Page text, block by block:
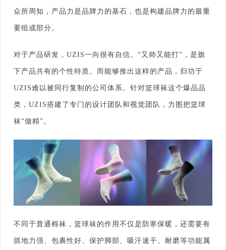
众所周知，产品力是品牌力的基石，也是构建品牌力的最重
要组成部分。
对于产品研发，UZIS一向很有自信。“又帅又能打”，是旗
下产品共有的个性特质。而能够推出这样的产品，归功于
UZIS难以被同行复制的公司体系。针对篮球袜这个爆品品
类，UZIS搭建了专门的设计团队和视觉团队，力图把篮球
袜“做精”。
不同于普通棉袜，篮球袜的作用不仅是防寒保暖，还需要有
抓地力强、包裹性好、保护脚部、吸汗速干、耐磨等功能属